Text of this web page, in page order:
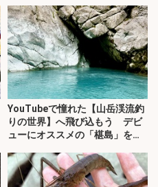
YouTubeで憧れた【山岳渓流釣
りの世界】へ飛び込もう デビ
ューにオススメの「椹島」を紹